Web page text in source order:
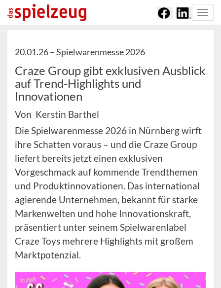
20.01.26 –Spielwarenmesse 2026
Craze Group gibt exklusiven Ausblick
auf Trend-Highlights und
Innovationen
Von Kerstin Barthel
Die Spielwarenmesse 2026 in Nürnberg wirft
ihre Schatten voraus – und die Craze Group
liefert bereits jetzt einen exklusiven
Vorgeschmack auf kommende Trendthemen
und Produktinnovationen. Das international
agierende Unternehmen, bekannt für starke
Markenwelten und hohe Innovationskraft,
präsentiert unter seinem Spielwarenlabel
Craze Toys mehrere Highlights mit großem
Marktpotenzial.